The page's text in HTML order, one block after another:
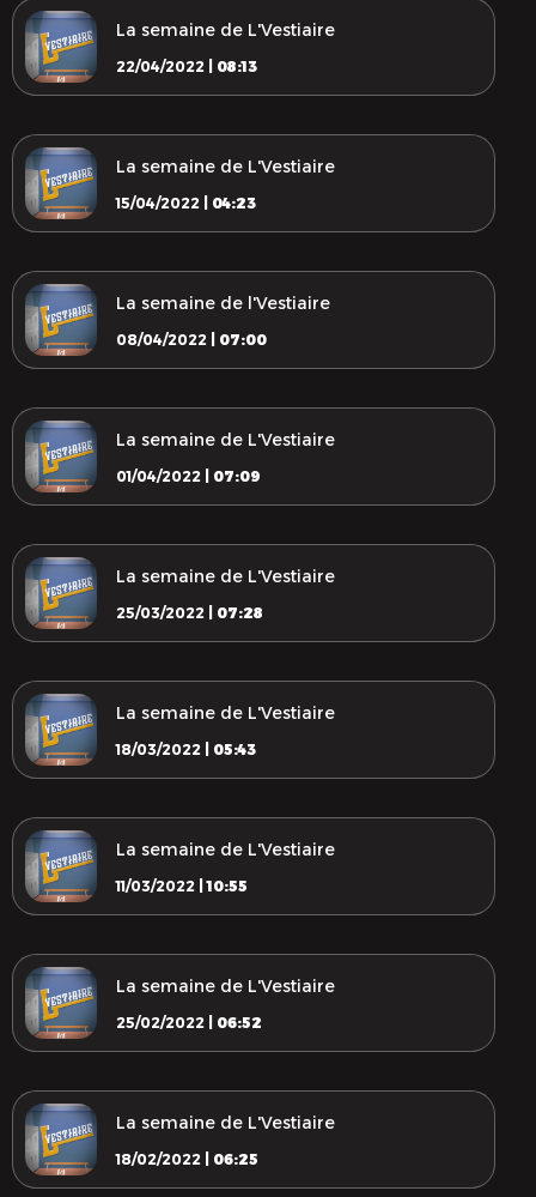
La semaine de L'Vestiaire
22/04/2022 | 08:13
La semaine de L'Vestiaire
15/04/2022 | 04:23
La semaine de l'Vestiaire
08/04/2022 | 07:00
La semaine de L'Vestiaire
01/04/2022 | 07:09
La semaine de L'Vestiaire
25/03/2022 | 07:28
La semaine de L'Vestiaire
18/03/2022 | 05:43
La semaine de L'Vestiaire
11/03/2022 |10:55
La semaine de L'Vestiaire
25/02/2022 | 06:52
La semaine de L'Vestiaire
18/02/2022 | 06:25